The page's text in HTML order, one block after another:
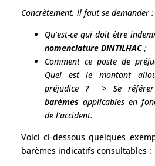
Concrètement, il faut se demander :
Qu’est-ce qui doit être
nomenclature DINTILHAC ;
Comment ce poste de
Quel est le montant
préjudice ? > Se
barèmes applicables en
de l’accident.
Voici ci-dessous quelques
barèmes indicatifs consultables :